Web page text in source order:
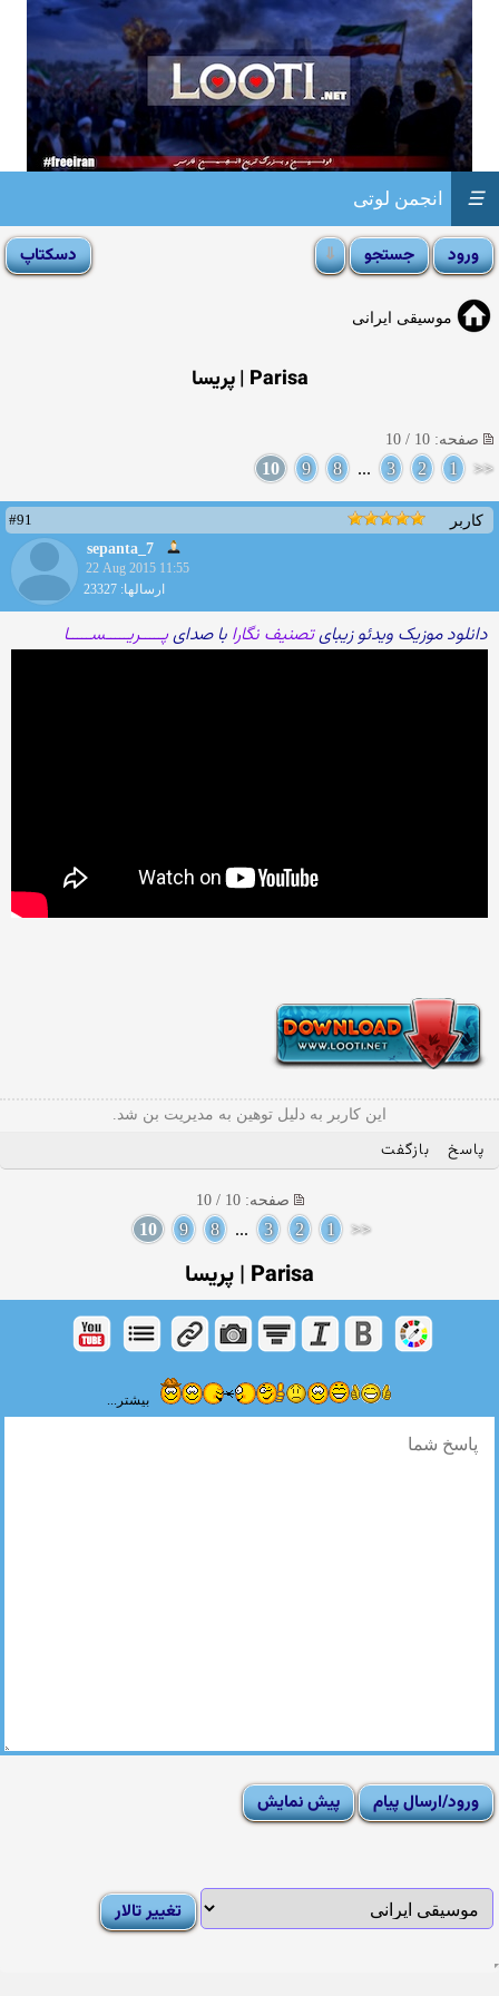
انجمن لوتی ☰
موسیقی ایرانی
Parisa | پریسا
صفحه: 10 / 10
<<
1
2
3
...
8
9
10
کاربر
#91
sepanta_7
22 Aug 2015 11:55
ارسالها: 23327
دانلود موزیک ویدئو زیبایتصنیف نگارا با صدایپـــــریـــــســـــا
این کاربر به دلیل توهین به مدیریت بن شد.
پاسخ بازگفت
صفحه: 10 / 10
<<
1
2
3
...
8
9
10
Parisa | پریسا
بیشتر...